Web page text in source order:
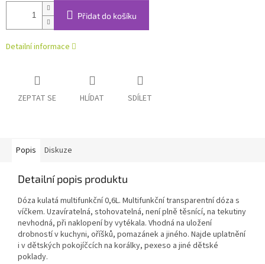
Přidat do košíku
Detailní informace
ZEPTAT SE HLÍDAT SDÍLET
Popis Diskuze
Detailní popis produktu
Dóza kulatá multifunkční 0,6L. Multifunkční transparentní dóza s
víčkem. Uzavíratelná, stohovatelná, není plně těsnící, na tekutiny
nevhodná, při naklopení by vytékala. Vhodná na uložení
drobností v kuchyni, oříšků, pomazánek a jiného. Najde uplatnění
i v dětských pokojíčcích na korálky, pexeso a jiné dětské
poklady.